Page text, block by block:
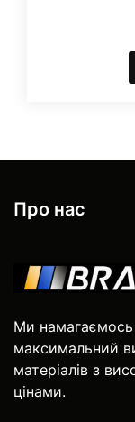
Про нас
Ми
максимальний
матеріалів з
цінами.